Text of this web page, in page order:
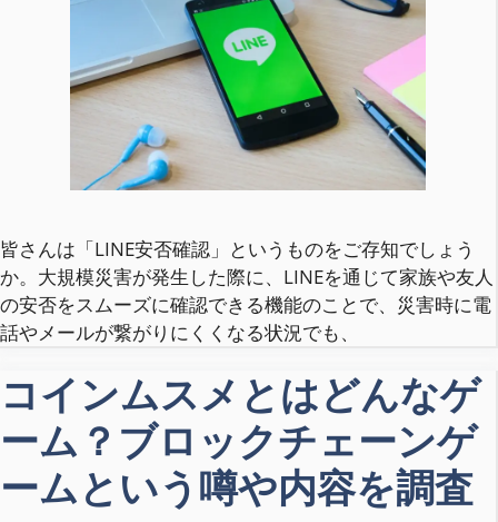
皆さんは「LINE安否確認」というものをご存知でしょう
か。大規模災害が発生した際に、LINEを通じて家族や友人
の安否をスムーズに確認できる機能のことで、災害時に電
話やメールが繋がりにくくなる状況でも、
コインムスメとはどんなゲ
ーム？ブロックチェーンゲ
ームという噂や内容を調査